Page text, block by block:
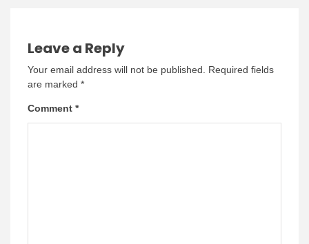
Leave a Reply
Your email address will not be published.
Required fields
are marked *
Comment *